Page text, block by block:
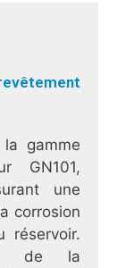
la gamme
GN101,
une
corrosion
réservoir.
de la